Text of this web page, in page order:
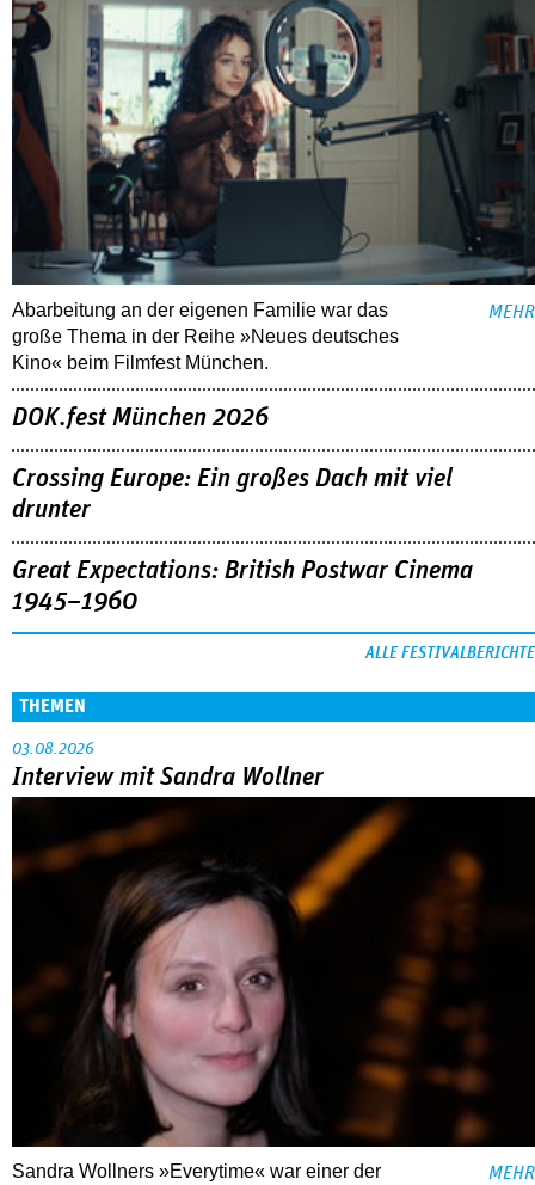
Abarbeitung an der eigenen Familie war das
große Thema in der Reihe »Neues deutsches
Kino« beim Filmfest München.
MEHR
DOK.fest München 2026
Crossing Europe: Ein großes Dach mit viel
drunter
Great Expectations: British Postwar Cinema
1945–1960
ALLE FESTIVALBERICHTE
THEMEN
03.08.2026
Interview mit Sandra Wollner
Sandra Wollners »Everytime« war einer der
MEHR